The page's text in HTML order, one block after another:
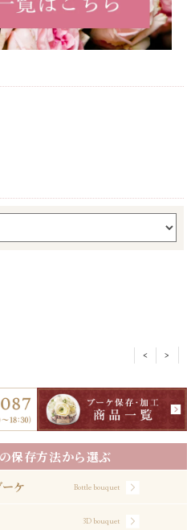
< >
保存方法から選ぶ
ケ Bottle bouquet
3D bouquet